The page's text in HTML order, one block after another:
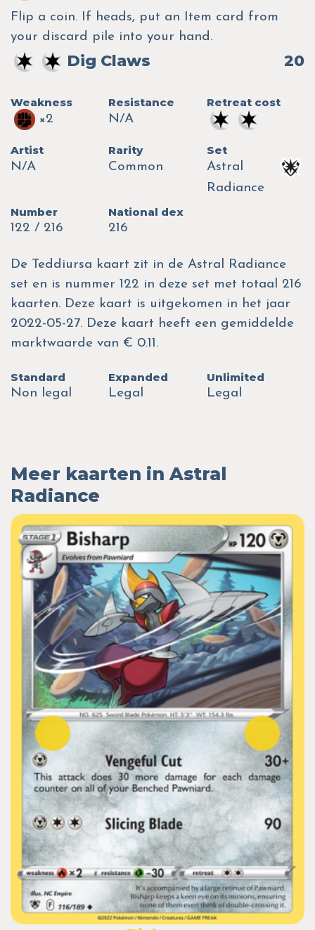
Flip a coin. If heads, put an Item card from
your discard pile into your hand.
Dig Claws 20
Weakness
×2
Resistance
N/A
Retreat cost
Artist
N/A
Rarity
Common
Set
Astral
Radiance
Number
122 / 216
National dex
216
De Teddiursa kaart zit in de Astral Radiance
set en is nummer 122 in deze set met totaal 216
kaarten. Deze kaart is uitgekomen in het jaar
2022-05-27. Deze kaart heeft een gemiddelde
marktwaarde van € 0.11.
Standard
Non legal
Expanded
Legal
Unlimited
Legal
Meer kaarten in Astral
Radiance